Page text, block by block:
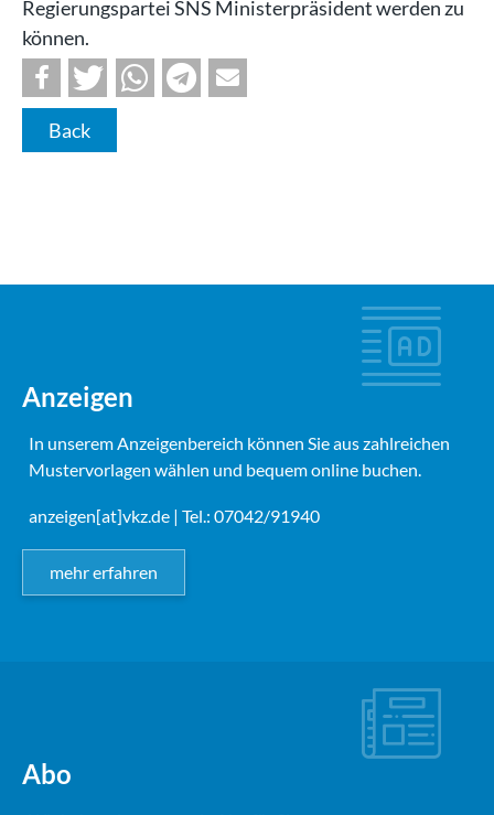
Regierungspartei SNS Ministerpräsident werden zu
können.
Back
Anzeigen
In unserem Anzeigenbereich können Sie aus zahlreichen
Mustervorlagen wählen und bequem online buchen.
anzeigen[at]vkz.de | Tel.: 07042/91940
mehr erfahren
Abo